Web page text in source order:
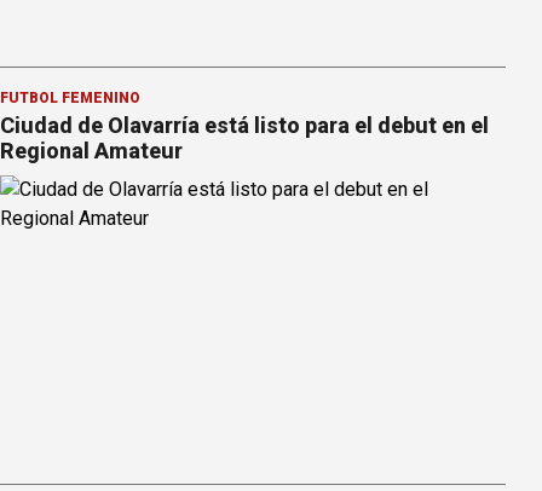
FÚTBOL FEMENINO
Ciudad de Olavarría está listo para el debut en el
Regional Amateur